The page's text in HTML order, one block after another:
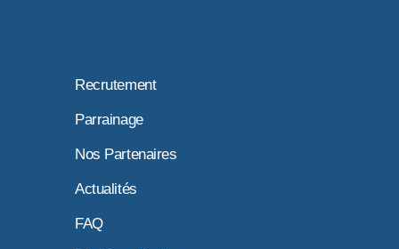
Recrutement
Parrainage
Nos Partenaires
Actualités
FAQ